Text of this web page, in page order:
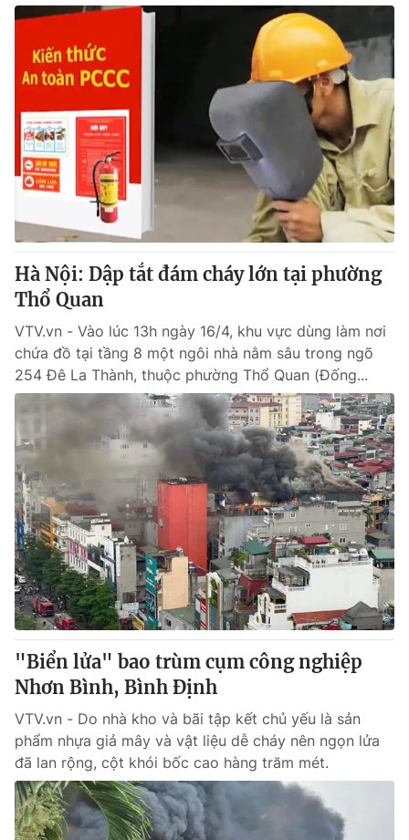
Hà Nội: Dập tắt đám cháy lớn tại phường
Thổ Quan
VTV.vn - Vào lúc 13h ngày 16/4, khu vực dùng làm nơi
chứa đồ tại tầng 8 một ngôi nhà nằm sâu trong ngõ
254 Đê La Thành, thuộc phường Thổ Quan (Đống...
"Biển lửa" bao trùm cụm công nghiệp
Nhơn Bình, Bình Định
VTV.vn - Do nhà kho và bãi tập kết chủ yếu là sản
phẩm nhựa giả mây và vật liệu dễ cháy nên ngọn lửa
đã lan rộng, cột khói bốc cao hàng trăm mét.